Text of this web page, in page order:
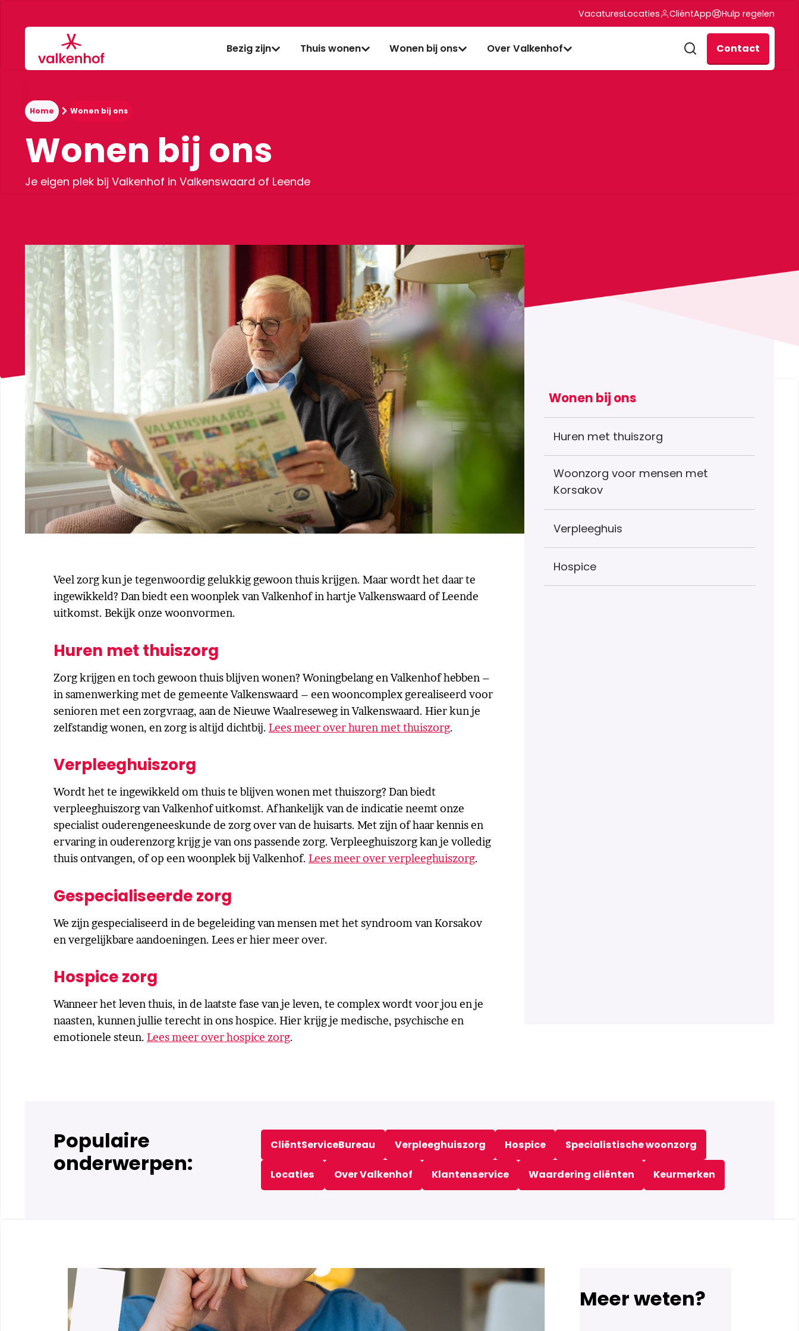
VacaturesLocaties CliëntApp Hulp regelen
Bezig zijn Thuis wonen Wonen bij ons Over Valkenhof Contact
Home Wonen bij ons
Wonen bij ons
Je eigen plek bij Valkenhof in Valkenswaard of Leende
Veel zorg kun je tegenwoordig gelukkig gewoon thuis krijgen. Maar wordt het daar te
ingewikkeld? Dan biedt een woonplek van Valkenhof in hartje Valkenswaard of Leende
uitkomst. Bekijk onze woonvormen.
Huren met thuiszorg
Zorg krijgen en toch gewoon thuis blijven wonen? Woningbelang en Valkenhof hebben –
in samenwerking met de gemeente Valkenswaard – een wooncomplex gerealiseerd voor
senioren met een zorgvraag, aan de Nieuwe Waalreseweg in Valkenswaard. Hier kun je
zelfstandig wonen, en zorg is altijd dichtbij.Lees meer over huren met thuiszorg.
Verpleeghuiszorg
Wordt het te ingewikkeld om thuis te blijven wonen met thuiszorg? Dan biedt
verpleeghuiszorg van Valkenhof uitkomst. Afhankelijk van de indicatie neemt onze
specialist ouderengeneeskunde de zorg over van de huisarts. Met zijn of haar kennis en
ervaring in ouderenzorg krijg je van ons passende zorg. Verpleeghuiszorg kan je volledig
thuis ontvangen, of op een woonplek bij Valkenhof.Lees meer over verpleeghuiszorg.
Gespecialiseerde zorg
We zijn gespecialiseerd in de begeleiding van mensen met het syndroom van Korsakov
en vergelijkbare aandoeningen. Lees er hier meer over.
Hospice zorg
Wanneer het leven thuis, in de laatste fase van je leven, te complex wordt voor jou en je
naasten, kunnen jullie terecht in ons hospice. Hier krijg je medische, psychische en
emotionele steun.Lees meer over hospice zorg.
Wonen bij ons
Huren met thuiszorg
Woonzorg voor mensen met
Korsakov
Verpleeghuis
Hospice
Populaire
onderwerpen:
CliëntServiceBureau Verpleeghuiszorg Hospice Specialistische woonzorg
Locaties Over Valkenhof Klantenservice Waardering cliënten Keurmerken
Meer weten?